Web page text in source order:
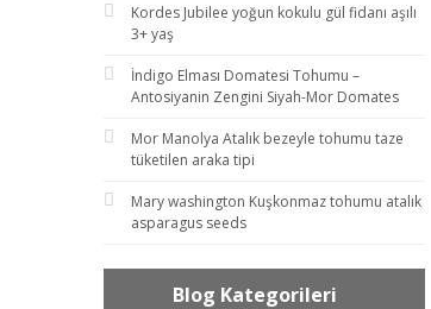
Kordes Jubilee yoğun kokulu gül fidanı aşılı
3+ yaş
İndigo Elması Domatesi Tohumu –
Antosiyanin Zengini Siyah-Mor Domates
Mor Manolya Atalık bezeyle tohumu taze
tüketilen araka tipi
Mary washington Kuşkonmaz tohumu atalık
asparagus seeds
Blog Kategorileri